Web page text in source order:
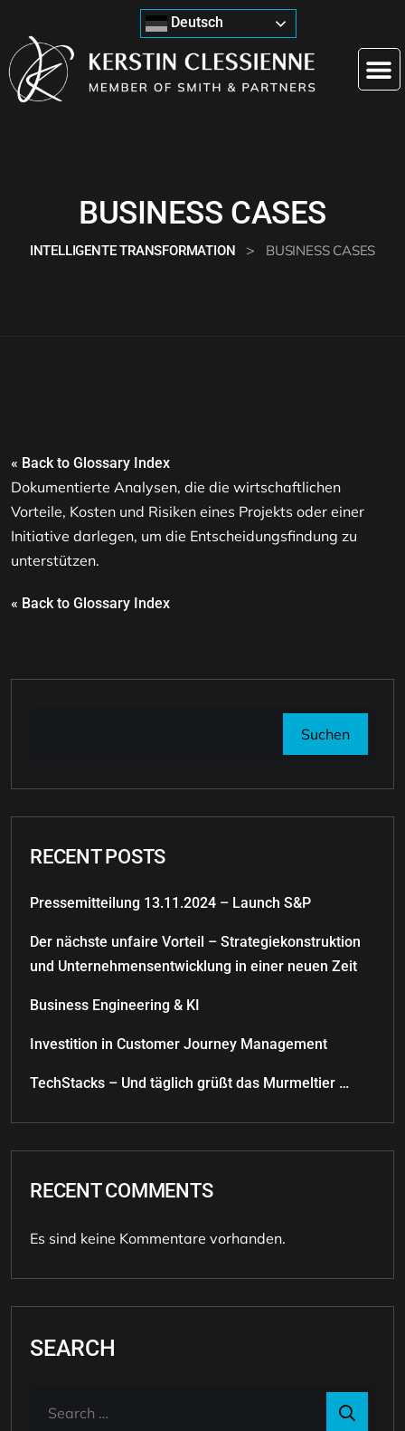
Deutsch
BUSINESS CASES
INTELLIGENTE TRANSFORMATION > BUSINESS CASES
« Back to Glossary Index
Dokumentierte Analysen, die die wirtschaftlichen
Vorteile, Kosten und Risiken eines Projekts oder einer
Initiative darlegen, um die Entscheidungsfindung zu
unterstützen.
« Back to Glossary Index
Suchen
RECENT POSTS
Pressemitteilung 13.11.2024 – Launch S&P
Der nächste unfaire Vorteil – Strategiekonstruktion
und Unternehmensentwicklung in einer neuen Zeit
Business Engineering & KI
Investition in Customer Journey Management
TechStacks – Und täglich grüßt das Murmeltier …
RECENT COMMENTS
Es sind keine Kommentare vorhanden.
SEARCH